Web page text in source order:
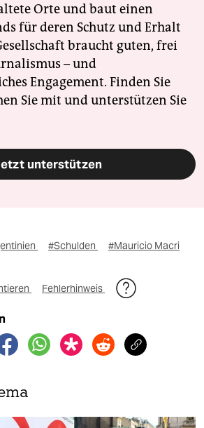
Orte und baut einen
für deren Schutz und Erhalt
braucht guten, frei
– und
Engagement. Finden Sie
Sie mit und unterstützen Sie
unterstützen
#Schulden #Mauricio Macri
Fehlerhinweis